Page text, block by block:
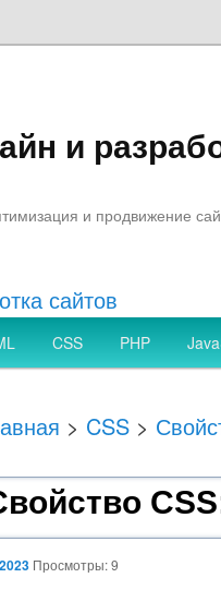
и
и продвижение
CSS PHP
> CSS >
Просмотры: 9